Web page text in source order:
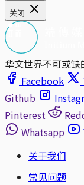
关闭
华文世界不可或
Facebook
Github
Pinterest
Whatsapp
关于我们
常见问题